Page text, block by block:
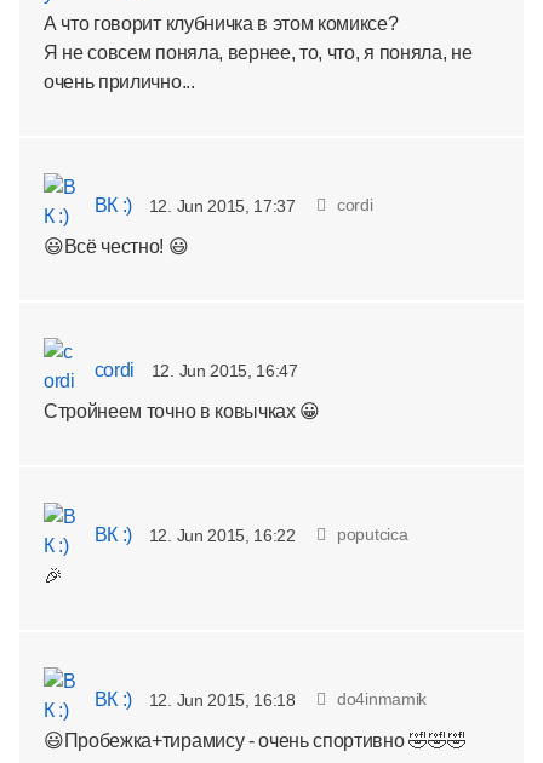
А что говорит клубничка в этом комиксе?
Я не совсем поняла, вернее, то, что, я поняла, не
очень прилично...
ВК :) 12. Jun 2015, 17:37 cordi
😃Всё честно! 😃
cordi 12. Jun 2015, 16:47
Стройнеем точно в ковычках 😀
ВК :) 12. Jun 2015, 16:22 poputcica
🎉
ВК :) 12. Jun 2015, 16:18 do4inmamik
😃Пробежка+тирамису - очень спортивно 🤣🤣🤣